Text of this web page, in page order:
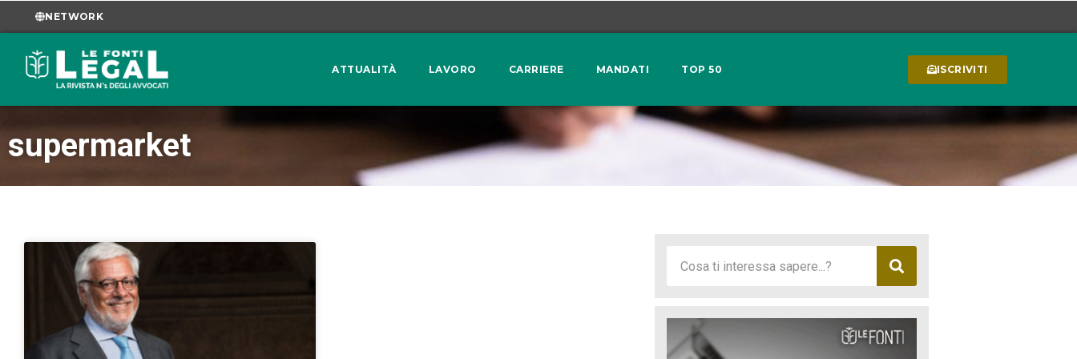
NETWORK
ATTUALITÀ LAVORO CARRIERE MANDATI TOP 50 ISCRIVITI
supermarket